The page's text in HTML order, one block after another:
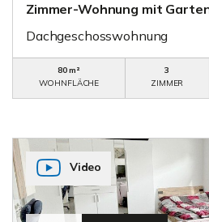
Zimmer-Wohnung mit
Dachgeschosswohnung
80 m²
WOHNFLÄCHE
3
ZIMMER
Video